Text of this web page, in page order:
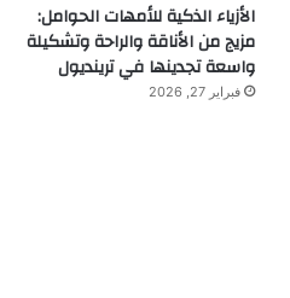
الأزياء الذكية للأمهات الحوامل:
مزيج من الأناقة والراحة وتشكيلة
واسعة تجدينها في ترينديول
فبراير 27, 2026